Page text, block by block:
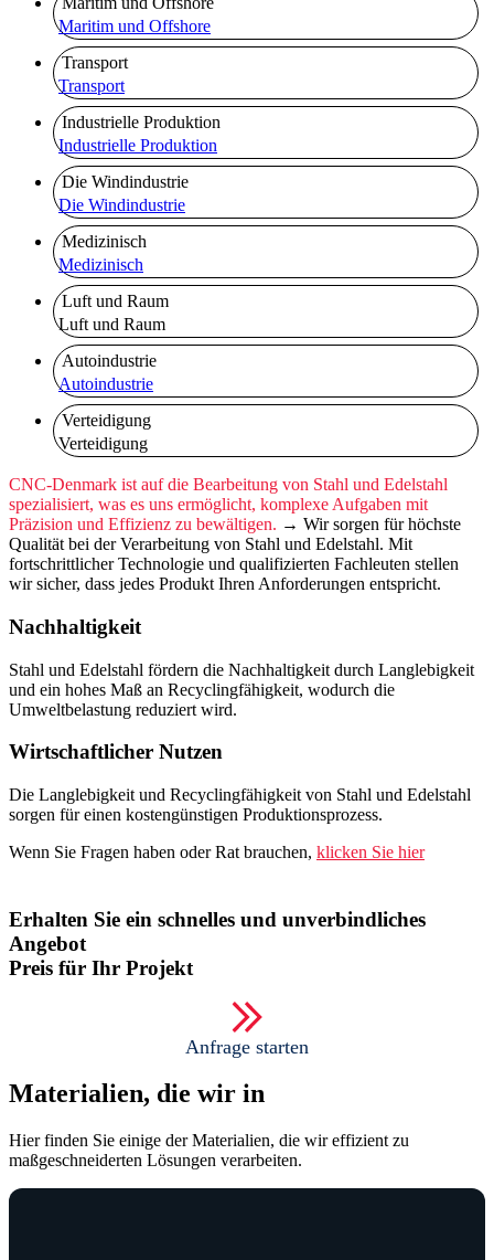
Maritim und Offshore
Transport
Transport
Industrielle Produktion
Industrielle Produktion
Die Windindustrie
Die Windindustrie
Medizinisch
Medizinisch
Luft und Raum
Luft und Raum
Autoindustrie
Autoindustrie
Verteidigung
Verteidigung
CNC-Denmark ist auf die Bearbeitung von Stahl und Edelstahl
spezialisiert, was es uns ermöglicht, komplexe Aufgaben mit
Präzision und Effizienz zu bewältigen. → Wir sorgen für höchste
Qualität bei der Verarbeitung von Stahl und Edelstahl. Mit
fortschrittlicher Technologie und qualifizierten Fachleuten stellen
wir sicher, dass jedes Produkt Ihren Anforderungen entspricht.
Nachhaltigkeit
Stahl und Edelstahl fördern die Nachhaltigkeit durch Langlebigkeit
und ein hohes Maß an Recyclingfähigkeit, wodurch die
Umweltbelastung reduziert wird.
Wirtschaftlicher Nutzen
Die Langlebigkeit und Recyclingfähigkeit von Stahl und Edelstahl
sorgen für einen kostengünstigen Produktionsprozess.
Wenn Sie Fragen haben oder Rat brauchen, klicken Sie hier
Erhalten Sie ein schnelles und unverbindliches
Angebot
Preis für Ihr Projekt
Anfrage starten
Materialien, die wir in
Hier finden Sie einige der Materialien, die wir effizient zu
maßgeschneiderten Lösungen verarbeiten.